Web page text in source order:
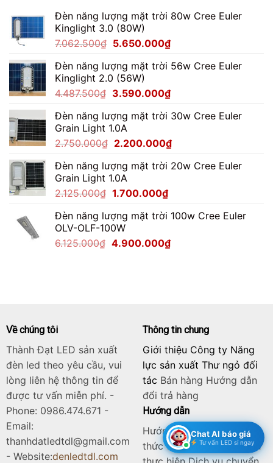
Xưởng
Đèn năng lượng mặt trời 80w Cree Euler
Kinglight 3.0 (80W)
7.062.500₫ Giá
là:
7.062.500₫.
5.650.000₫Giá
tại
5.650.000₫.
Đèn năng lượng mặt trời 56w Cree Euler
Kinglight 2.0 (56W)
4.487.500₫ Giá
là:
4.487.500₫.
3.590.000₫Giá
tại
3.590.000₫.
Đèn năng lượng mặt trời 30w Cree Euler
Grain Light 1.0A
2.750.000₫ Giá
là:
2.750.000₫.
2.200.000₫Giá
tại
Đèn năng lượng mặt trời 20w Cree Euler
Grain Light 1.0A
2.125.000₫ Giá
là:
2.125.000₫.
1.700.000₫Giá
tại
1.700.000₫.
Đèn năng lượng mặt trời 100w Cree Euler
OLV-OLF-100W
6.125.000₫ Giá
4.900.000₫Giá
Về chúng tôi
Thành Đạt LED sản xuất
đèn led theo yêu cầu, vui
lòng liên hệ thông tin để
được tư vấn miễn phí. -
Phone: 0986.474.671 -
Email:
thanhdatledtdl@gmail.com
- Website:denledtdl.com
Thông tin chung
Giới thiệu Công ty Năng
lực sản xuất Thư ngỏ đối
tác Bán hàng Hướng dẫn
đổi trả hàng
Hướng dẫn
Hướng dẫn đặt hàng Hình
thức thanh toán Quy trình
Chat AI báo giá
Tư vấn LED sỉ ngay